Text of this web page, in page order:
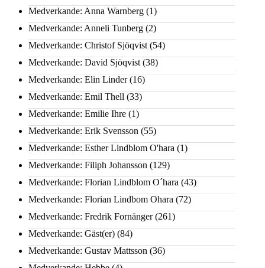
Medverkande: Anna Warnberg (1)
Medverkande: Anneli Tunberg (2)
Medverkande: Christof Sjöqvist (54)
Medverkande: David Sjöqvist (38)
Medverkande: Elin Linder(16)
Medverkande: Emil Thell (33)
Medverkande: Emilie Ihre (1)
Medverkande: Erik Svensson (55)
Medverkande: Esther Lindblom O'hara (1)
Medverkande: Filiph Johansson (129)
Medverkande: Florian Lindblom O´hara (43)
Medverkande: Florian Lindbom Ohara (72)
Medverkande: Fredrik Fornänger(261)
Medverkande: Gäst(er) (84)
Medverkande: Gustav Mattsson (36)